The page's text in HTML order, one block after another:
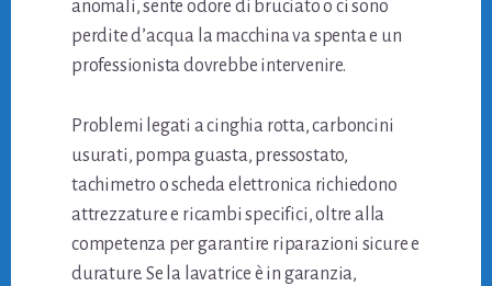
anomali, sente odore di bruciato o ci sono
perdite d’acqua la macchina va spenta e un
professionista dovrebbe intervenire.
Problemi legati a cinghia rotta, carboncini
usurati, pompa guasta, pressostato,
tachimetro o scheda elettronica richiedono
attrezzature e ricambi specifici, oltre alla
competenza per garantire riparazioni sicure e
durature. Se la lavatrice è in garanzia,